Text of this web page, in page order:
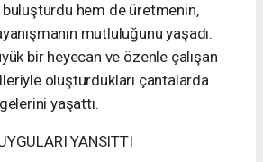
hem de üretmenin,
mutluluğunu yaşadı.
bir heyecan ve özenle çalışan
oluşturdukları çantalarda
yaşattı.
YANSITTI